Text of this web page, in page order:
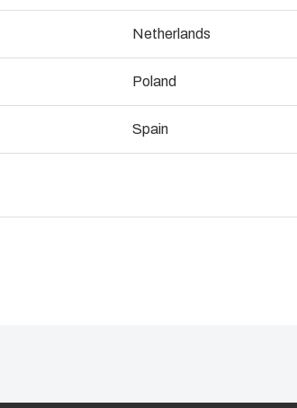
Logistik &
Netherlands
Poland
Spain